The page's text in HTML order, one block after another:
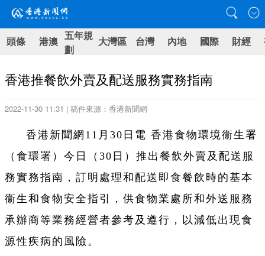
頭條 港澳 五年規
劃
大灣區 台灣 內地 國際 財經
香港推餐飲外賣及配送服務實務指南
2022-11-30 11:31 | 稿件來源：香港新聞網
香港新聞網11月30日電 香港食物環境衞生署
（食環署）今日（30日）推出餐飲外賣及配送服
務實務指南，訂明處理和配送即食餐飲時的基本
衞生和食物安全指引，供食物業處所和外送服務
承辦商等業務經營者參考及遵行，以減低出現食
源性疾病的風險。